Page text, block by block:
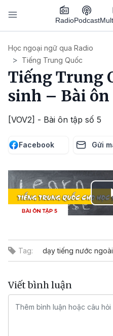
Nhảy đến nội dung
RadioPodcast
Học ngoại ngữ qua Radio
Tiếng Trung Quốc
Tiếng Trung
sinh – Bài ôn
[VOV2] - Bài ôn tập số 5
Facebook Gửi
Tag: dạy tiếng nước ngoài
Viết bình luận